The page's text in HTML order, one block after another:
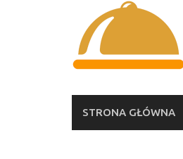
STRONA GŁÓWNA